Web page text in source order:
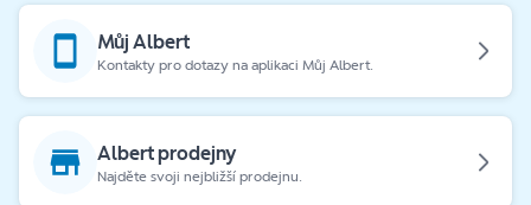
Můj Albert
Kontakty pro dotazy na aplikaci Můj Albert.
Albert prodejny
Najděte svoji nejbližší prodejnu.